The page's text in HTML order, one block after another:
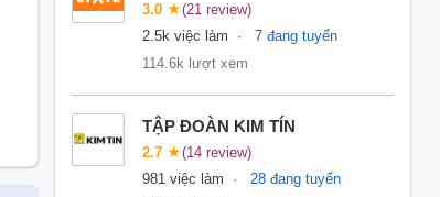
3.0 ★(21 review)
2.5k việc làm
7 đang tuyển
114.6k lượt xem
TẬP ĐOÀN KIM TÍN
2.7 ★(14 review)
981 việc làm
28 đang tuyển